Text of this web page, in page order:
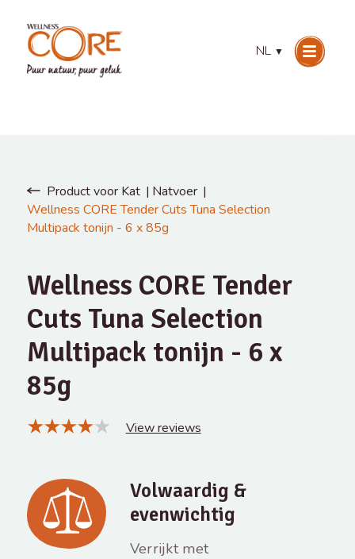
NL ▼
Product voor Kat
Natvoer
Wellness CORE Tender Cuts Tuna Selection
Multipack tonijn - 6 x 85g
Wellness CORE Tender
Cuts Tuna Selection
Multipack tonijn - 6 x
85g
View reviews
Volwaardig &
evenwichtig
Verrijkt met